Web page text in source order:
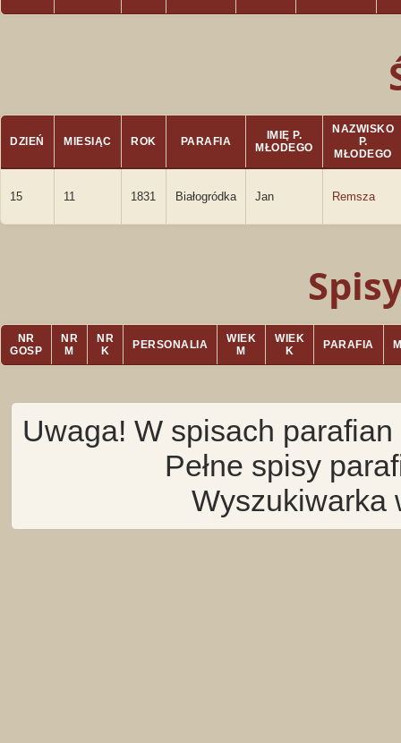
DZIEŃ MIESIĄC ROK PARAFIA
IMIĘ P.
MŁODEGO
NAZWISKO
P.
MŁODEGO
15 11 1831 Białogródka Jan Remsza
NR
GOSP
NR
M
NR
K
PERSONALIA
WIEK
M
WIEK
K
PARAFIA
Uwaga! W spisach
Pełne spisy
Wyszukiwarka